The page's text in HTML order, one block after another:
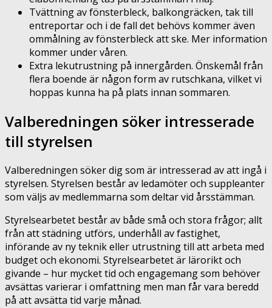
Tvättning av fönsterbleck, balkongräcken, tak till
entreportar och i de fall det behövs kommer även
ommålning av fönsterbleck att ske. Mer information
kommer under våren.
Extra lekutrustning på innergården. Önskemål från
flera boende är någon form av rutschkana, vilket vi
hoppas kunna ha på plats innan sommaren.
Valberedningen söker intresserade
till styrelsen
Valberedningen söker dig som är intresserad av att ingå i
styrelsen. Styrelsen består av ledamöter och suppleanter
som väljs av medlemmarna som deltar vid årsstämman.
Styrelsearbetet består av både små och stora frågor; allt
från att städning utförs, underhåll av fastighet,
införande av ny teknik eller utrustning till att arbeta med
budget och ekonomi. Styrelsearbetet är lärorikt och
givande – hur mycket tid och engagemang som behöver
avsättas varierar i omfattning men man får vara beredd
på att avsätta tid varje månad.